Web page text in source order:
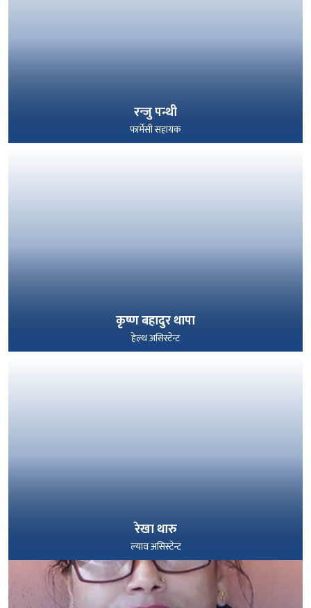
रन्जु पन्थी
फार्मेसी सहायक
कृष्ण बहादुर थापा
हेल्थ असिस्टेन्ट
रेखा थारु
ल्याव असिस्टेन्ट
पूरा हेर्नुहोस्